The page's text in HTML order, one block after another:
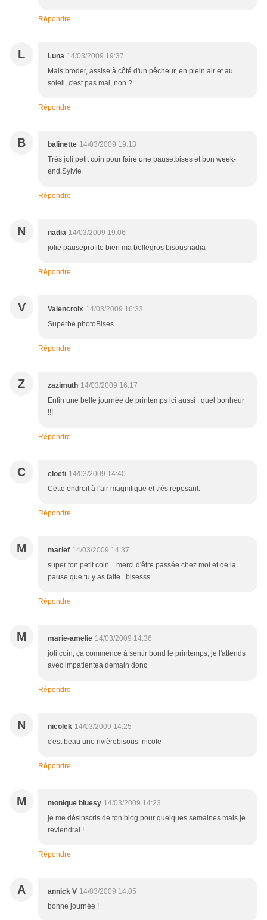
Répondre
L Luna 14/03/2009 19:37
Mais broder, assise à côté d'un pêcheur, en plein air et au
soleil, c'est pas mal, non ?
Répondre
B balinette 14/03/2009 19:13
Trés joli petit coin pour faire une pause.bises et bon week-
end.Sylvie
Répondre
N nadia 14/03/2009 19:06
jolie pauseprofite bien ma bellegros bisousnadia
Répondre
V Valencroix 14/03/2009 16:33
Superbe photoBises
Répondre
Z zazimuth 14/03/2009 16:17
Enfin une belle journée de printemps ici aussi : quel bonheur
!!!
Répondre
C cloeti 14/03/2009 14:40
Cette endroit à l'air magnifique et très reposant.
Répondre
M marief 14/03/2009 14:37
super ton petit coin....merci d'être passée chez moi et de la
pause que tu y as faite...bisesss
Répondre
M marie-amelie 14/03/2009 14:36
joli coin, ça commence à sentir bond le printemps, je l'attends
avec impatienteà demain donc
Répondre
N nicolek 14/03/2009 14:25
c'est beau une rivièrebisous nicole
Répondre
M monique bluesy 14/03/2009 14:23
je me désinscris de ton blog pour quelques semaines mais je
reviendrai !
Répondre
A annick V 14/03/2009 14:05
bonne journée !